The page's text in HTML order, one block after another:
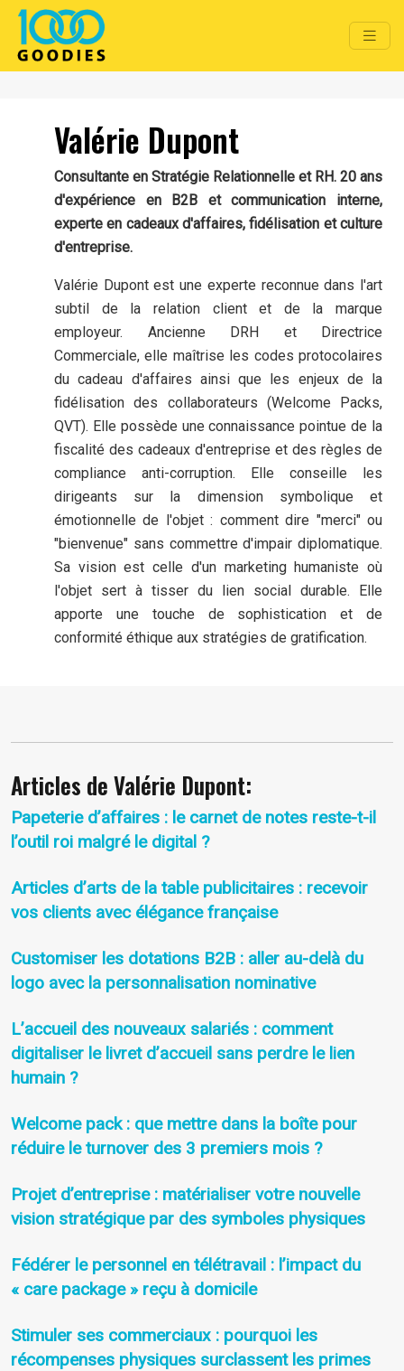
Valérie Dupont
Consultante en Stratégie Relationnelle et RH. 20 ans
d'expérience en B2B et communication interne,
experte en cadeaux d'affaires, fidélisation et culture
d'entreprise.
Valérie Dupont est une experte reconnue dans l'art
subtil de la relation client et de la marque
employeur. Ancienne DRH et Directrice
Commerciale, elle maîtrise les codes protocolaires
du cadeau d'affaires ainsi que les enjeux de la
fidélisation des collaborateurs (Welcome Packs,
QVT). Elle possède une connaissance pointue de la
fiscalité des cadeaux d'entreprise et des règles de
compliance anti-corruption. Elle conseille les
dirigeants sur la dimension symbolique et
émotionnelle de l'objet : comment dire "merci" ou
"bienvenue" sans commettre d'impair diplomatique.
Sa vision est celle d'un marketing humaniste où
l'objet sert à tisser du lien social durable. Elle
apporte une touche de sophistication et de
conformité éthique aux stratégies de gratification.
Articles de Valérie Dupont:
Papeterie d’affaires : le carnet de notes reste-t-il
l’outil roi malgré le digital ?
Articles d’arts de la table publicitaires : recevoir
vos clients avec élégance française
Customiser les dotations B2B : aller au-delà du
logo avec la personnalisation nominative
L’accueil des nouveaux salariés : comment
digitaliser le livret d’accueil sans perdre le lien
humain ?
Welcome pack : que mettre dans la boîte pour
réduire le turnover des 3 premiers mois ?
Projet d’entreprise : matérialiser votre nouvelle
vision stratégique par des symboles physiques
Fédérer le personnel en télétravail : l’impact du
« care package » reçu à domicile
Stimuler ses commerciaux : pourquoi les
récompenses physiques surclassent les primes